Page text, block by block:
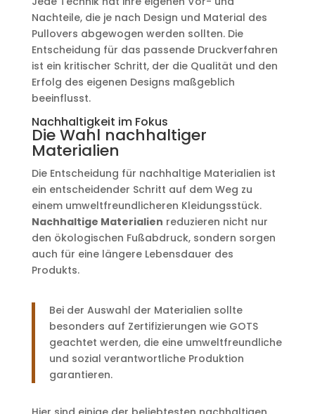
Nachteile, die je nach Design und Material des
Pullovers abgewogen werden sollten. Die
Entscheidung für das passende Druckverfahren
ist ein kritischer Schritt, der die Qualität und den
Erfolg des eigenen Designs maßgeblich
beeinflusst.
Nachhaltigkeit im Fokus
Die Wahl nachhaltiger
Materialien
Die Entscheidung für nachhaltige Materialien ist
ein entscheidender Schritt auf dem Weg zu
einem umweltfreundlicheren Kleidungsstück.
Nachhaltige Materialien reduzieren nicht nur
den ökologischen Fußabdruck, sondern sorgen
auch für eine längere Lebensdauer des
Produkts.
Bei der Auswahl der Materialien sollte
besonders auf Zertifizierungen wie GOTS
geachtet werden, die eine umweltfreundliche
und sozial verantwortliche Produktion
garantieren.